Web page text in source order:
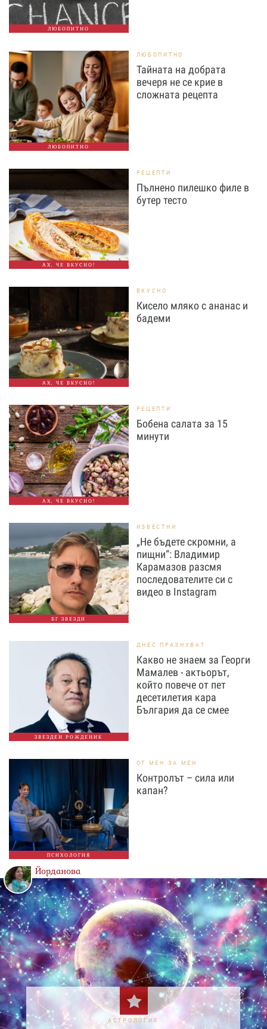
ЛЮБОПИТНО
ЛЮБОПИТНО
ЛЮБОПИТНО
Тайната на добрата
вечеря не се крие в
сложната рецепта
АХ, ЧЕ ВКУСНО!
РЕЦЕПТИ
Пълнено пилешко филе в
бутер тесто
АХ, ЧЕ ВКУСНО!
ВКУСНО
Кисело мляко с ананас и
бадеми
АХ, ЧЕ ВКУСНО!
РЕЦЕПТИ
Бобена салата за 15
минути
БГ ЗВЕЗДИ
ИЗВЕСТНИ
„Не бъдете скромни, а
пищни“: Владимир
Карамазов разсмя
последователите си с
видео в Instagram
ЗВЕЗДЕН РОЖДЕНИК
ДНЕС ПРАЗНУВАТ
Какво не знаем за Георги
Мамалев - актьорът,
който повече от пет
десетилетия кара
България да се смее
ПСИХОЛОГИЯ
ОТ МЕН ЗА МЕН
Контролът – сила или
капан?
Йорданова
АСТРОЛОГИЯ